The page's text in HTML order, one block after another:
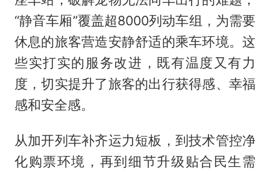
“静音车厢”覆盖超8000列动车组，为需要
休息的旅客营造安静舒适的乘车环境。这
些实打实的服务改进，既有温度又有力
度，切实提升了旅客的出行获得感、幸福
感和安全感。
从加开列车补齐运力短板，到技术管控净
化购票环境，再到细节升级贴合民生需